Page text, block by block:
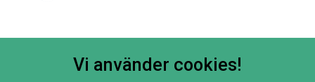
Vi använder cookies!